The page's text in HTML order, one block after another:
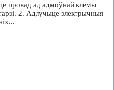
провад ад адмоўнай клемы
2. Адлучыце электрычныя